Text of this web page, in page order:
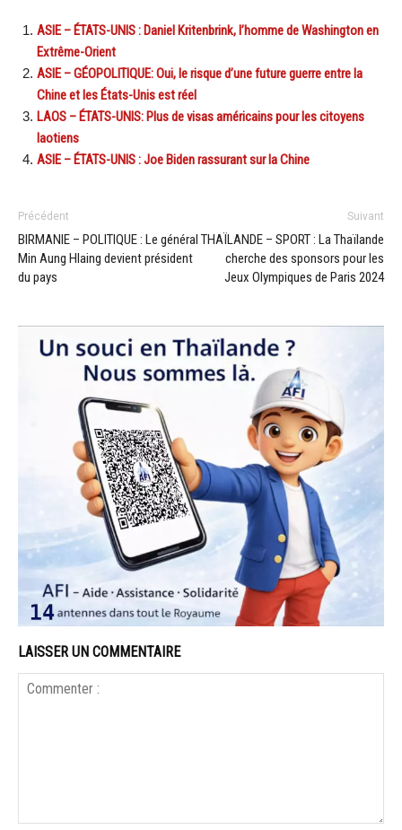
ASIE – ÉTATS-UNIS : Daniel Kritenbrink, l’homme de Washington en
Extrême-Orient
ASIE – GÉOPOLITIQUE: Oui, le risque d’une future guerre entre la
Chine et les États-Unis est réel
LAOS – ÉTATS-UNIS: Plus de visas américains pour les citoyens
laotiens
ASIE – ÉTATS-UNIS : Joe Biden rassurant sur la Chine
Précédent
BIRMANIE – POLITIQUE : Le général
Min Aung Hlaing devient président
du pays
Suivant
THAÏLANDE – SPORT : La Thaïlande
cherche des sponsors pour les
Jeux Olympiques de Paris 2024
LAISSER UN COMMENTAIRE